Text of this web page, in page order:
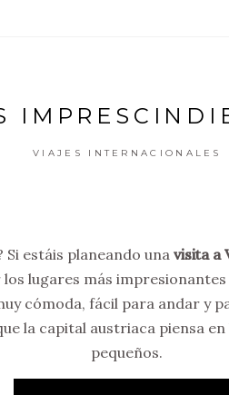
VIAJES INTERNACIONALES
Si estáis planeando una visita a
lugares más
cómoda, fácil para andar y
la capital austriaca piensa
pequeños.